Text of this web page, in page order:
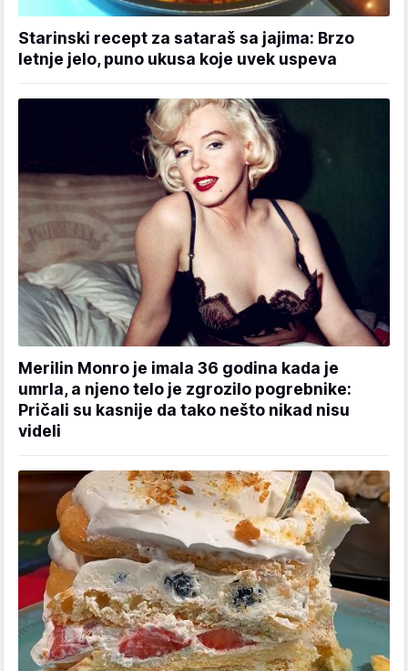
Starinski recept za sataraš sa jajima: Brzo
letnje jelo, puno ukusa koje uvek uspeva
Merilin Monro je imala 36 godina kada je
umrla, a njeno telo je zgrozilo pogrebnike:
Pričali su kasnije da tako nešto nikad nisu
videli